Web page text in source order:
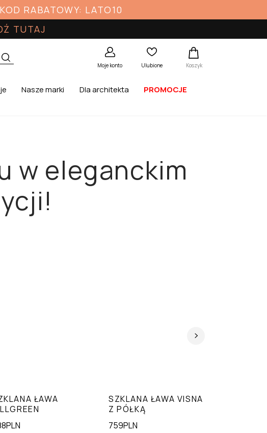
RABATOWY: LATO10
TUTAJ
Moje konto Ulubione Koszyk
Nasze marki Dla architekta PROMOCJE
w eleganckim
ŁAWA
SZKLANA ŁAWA VISNA
Z PÓŁKĄ
759PLN